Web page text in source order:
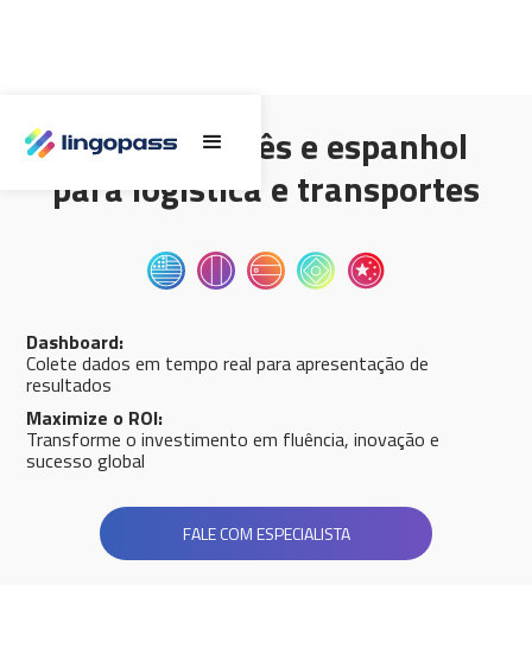
Inglês, francês e espanhol
para logística e transportes
Dashboard:
Colete dados em tempo real para apresentação de
resultados
Maximize o ROI:
Transforme o investimento em fluência, inovação e
sucesso global
FALE COM ESPECIALISTA